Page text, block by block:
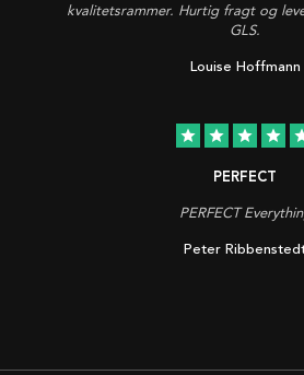
kvalitetsrammer. Hurtig fragt og
GLS.
Louise Hoffmann
star star star star
PERFECT
PERFECT
Peter